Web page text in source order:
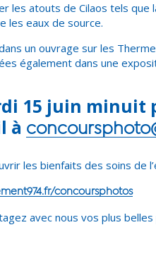
les atouts de Cilaos tels que
les eaux de source.
un ouvrage sur les
également dans une
15 juin minuit
à
les bienfaits des soins de
concoursphotos
avec nous vos plus